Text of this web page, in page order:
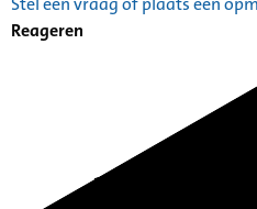
Reageren